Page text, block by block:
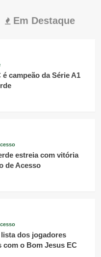
Em Destaque
é campeão da Série A1
estreia com vitória
de Acesso
dos jogadores
com o Bom Jesus EC